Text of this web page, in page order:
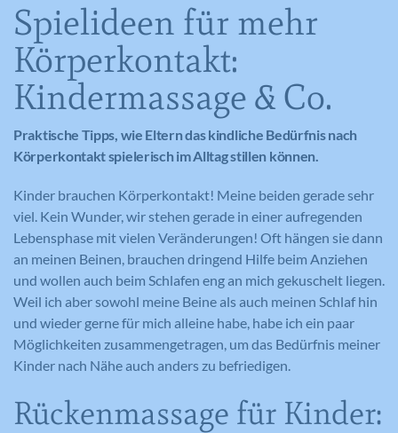
Spielideen für mehr
Körperkontakt:
Kindermassage & Co.
Praktische Tipps, wie Eltern das kindliche Bedürfnis nach
Körperkontakt spielerisch im Alltag stillen können.
Kinder brauchen Körperkontakt! Meine beiden gerade sehr
viel. Kein Wunder, wir stehen gerade in einer aufregenden
Lebensphase mit vielen Veränderungen! Oft hängen sie dann
an meinen Beinen, brauchen dringend Hilfe beim Anziehen
und wollen auch beim Schlafen eng an mich gekuschelt liegen.
Weil ich aber sowohl meine Beine als auch meinen Schlaf hin
und wieder gerne für mich alleine habe, habe ich ein paar
Möglichkeiten zusammengetragen, um das Bedürfnis meiner
Kinder nach Nähe auch anders zu befriedigen.
Rückenmassage für Kinder: